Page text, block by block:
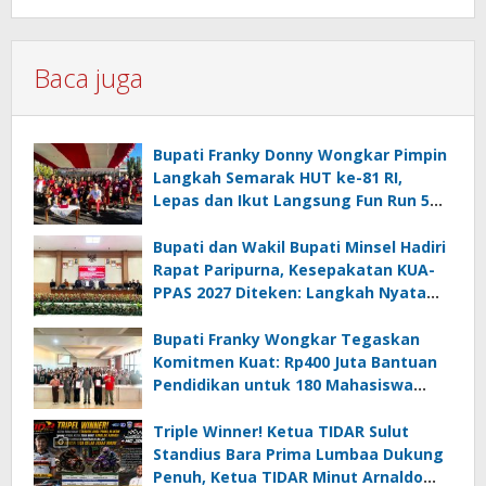
Baca juga
Bupati Franky Donny Wongkar Pimpin
Langkah Semarak HUT ke-81 RI,
Lepas dan Ikut Langsung Fun Run 5
Bupati dan Wakil Bupati Minsel Hadiri
Rapat Paripurna, Kesepakatan KUA-
PPAS 2027 Diteken: Langkah Nyata
Bupati Franky Wongkar Tegaskan
Komitmen Kuat: Rp400 Juta Bantuan
Pendidikan untuk 180 Mahasiswa
Triple Winner! Ketua TIDAR Sulut
Standius Bara Prima Lumbaa Dukung
Penuh, Ketua TIDAR Minut Arnaldo